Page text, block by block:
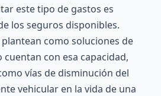
este tipo de gastos es
los seguros disponibles.
como soluciones de
con esa capacidad,
vías de disminución del
vehicular en la vida de una